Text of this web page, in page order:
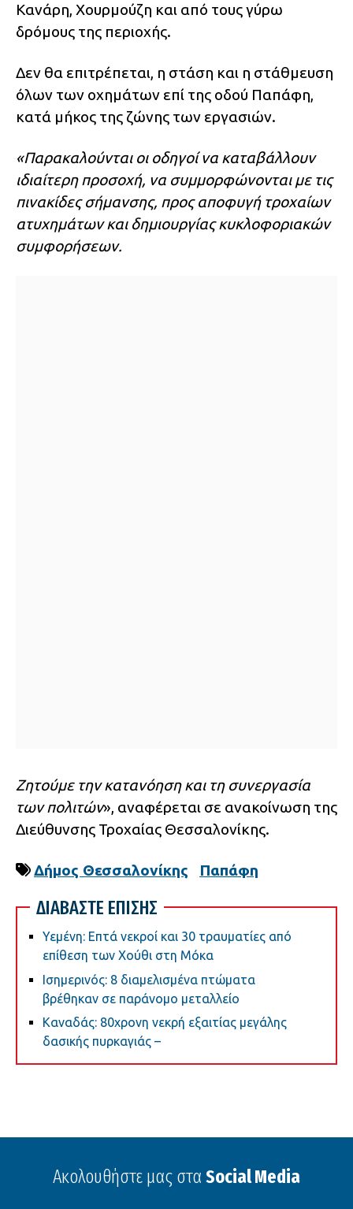
Κανάρη, Χουρμούζη και από τους γύρω
δρόμους της περιοχής.
Δεν θα επιτρέπεται, η στάση και η στάθμευση
όλων των οχημάτων επί της οδού Παπάφη,
κατά μήκος της ζώνης των εργασιών.
«Παρακαλούνται οι οδηγοί να καταβάλλουν
ιδιαίτερη προσοχή, να συμμορφώνονται με τις
πινακίδες σήμανσης, προς αποφυγή τροχαίων
ατυχημάτων και δημιουργίας κυκλοφοριακών
συμφορήσεων.
Ζητούμε την κατανόηση και τη συνεργασία
των πολιτών», αναφέρεται σε ανακοίνωση της
Διεύθυνσης Τροχαίας Θεσσαλονίκης.
Δήμος Θεσσαλονίκης Παπάφη
ΔΙΑΒΑΣΤΕ ΕΠΙΣΗΣ
Υεμένη: Επτά νεκροί και 30 τραυματίες από
επίθεση των Χούθι στη Μόκα
Ισημερινός: 8 διαμελισμένα πτώματα
βρέθηκαν σε παράνομο μεταλλείο
Καναδάς: 80χρονη νεκρή εξαιτίας μεγάλης
δασικής πυρκαγιάς –
Ακολουθήστε μας στα Social Media